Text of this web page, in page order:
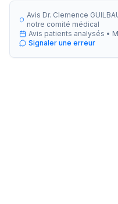
Avis Dr. Clemence
notre comité médical
Avis patients analysés •
Signaler une erreur